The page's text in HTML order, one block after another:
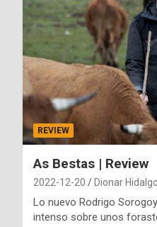
REVIEW
As Bestas | Review
2022-12-20 Dionar Hidalgo
Lo nuevo Rodrigo
intenso sobre unos